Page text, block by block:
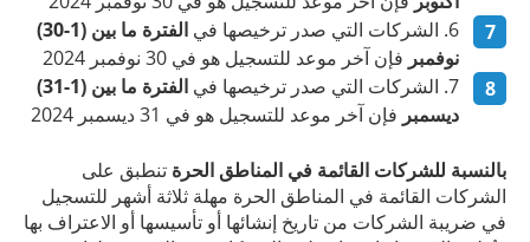
الشركات التي صدر ترخيصها في
الفترة ما بين (1-30)
نوفمبر فإن آخر موعد للتسجيل هو في 30 نوفمبر 2024
الشركات التي صدر ترخيصها في
الفترة ما بين (1-31)
ديسمبر فإن آخر موعد للتسجيل هو في 31 ديسمبر 2024
بالنسبة للشركات القائمة في المناطق الحرة تنطبق على
الشركات القائمة في المناطق الحرة مهلة ثلاثة أشهر للتسجيل
في ضريبة الشركات من تاريخ إنشائها أو تأسيسها أو الاعتراف بها